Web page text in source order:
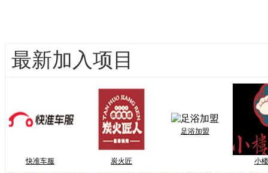
最新加入项目
快准车服
足浴加盟
小楼红饺